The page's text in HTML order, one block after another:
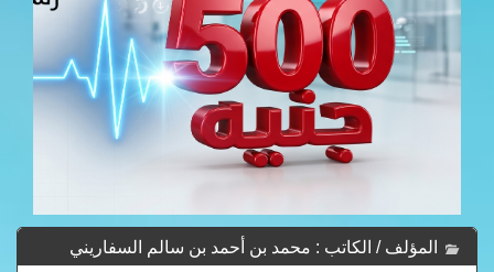
المؤلف / الكاتب : محمد بن أحمد بن سالم السفاريني